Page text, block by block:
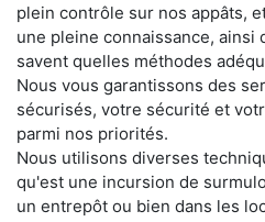
plein contrôle sur nos appâts,
une pleine connaissance, ainsi
savent quelles méthodes
Nous vous garantissons des
sécurisés, votre sécurité et
parmi nos priorités.
Nous utilisons diverses
qu'est une incursion de
un entrepôt ou bien dans les